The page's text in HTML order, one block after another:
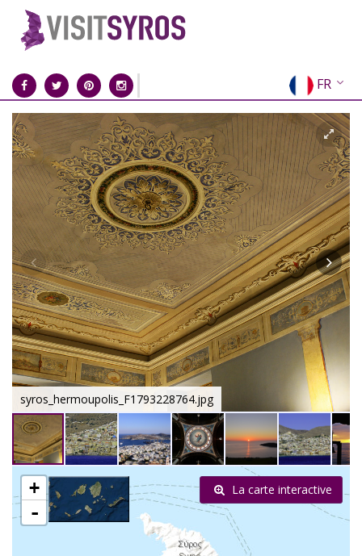
FR
EN
EL
DE
IT
ES
RU
CN
syros_hermoupolis_F1793228764.jpg
+
-
La carte interactive